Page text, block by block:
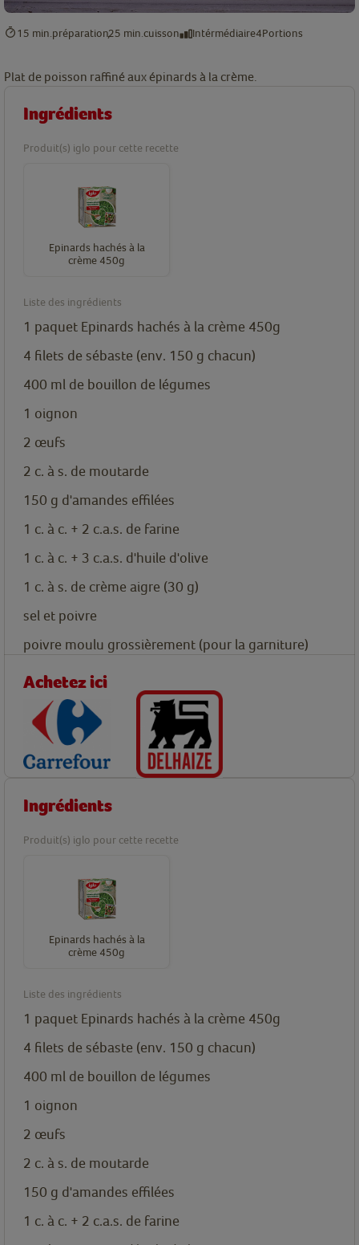
15 min.préparation25 min.cuisson Intérmédiaire4Portions
Plat de poisson raffiné aux épinards à la crème.
Ingrédients
Produit(s) iglo pour cette recette
Epinards hachés à la
crème 450g
Liste des ingrédients
1 paquet Epinards hachés à la crème 450g
4 filets de sébaste (env. 150 g chacun)
400 ml de bouillon de légumes
1 oignon
2 œufs
2 c. à s. de moutarde
150 g d'amandes effilées
1 c. à c. + 2 c.a.s. de farine
1 c. à c. + 3 c.a.s. d'huile d'olive
1 c. à s. de crème aigre (30 g)
sel et poivre
poivre moulu grossièrement (pour la garniture)
Achetez ici
Ingrédients
Produit(s) iglo pour cette recette
Epinards hachés à la
crème 450g
Liste des ingrédients
1 paquet Epinards hachés à la crème 450g
4 filets de sébaste (env. 150 g chacun)
400 ml de bouillon de légumes
1 oignon
2 œufs
2 c. à s. de moutarde
150 g d'amandes effilées
1 c. à c. + 2 c.a.s. de farine